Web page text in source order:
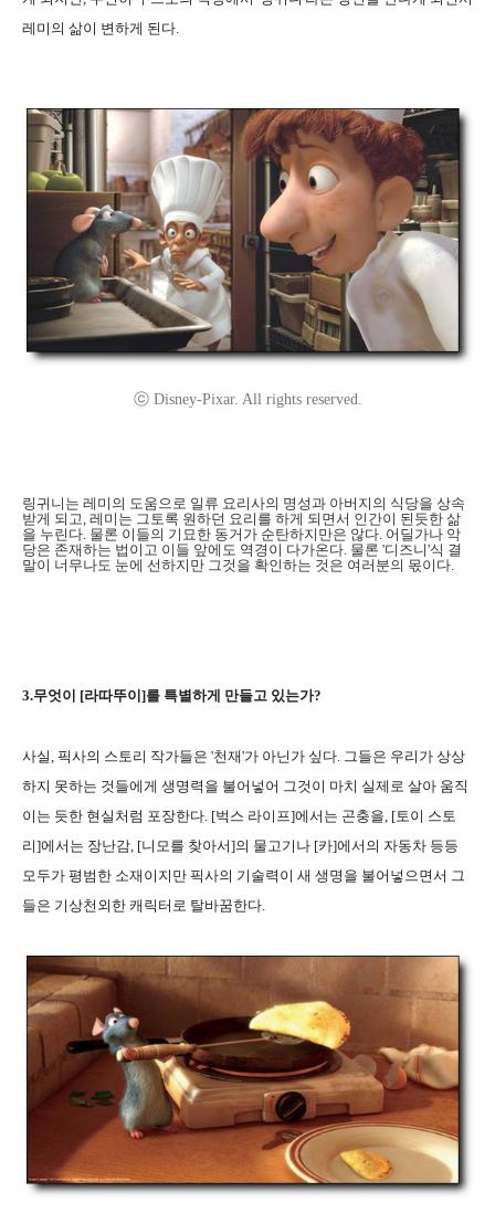
레미의 삶이 변하게 된다.
ⓒ Disney-Pixar. All rights reserved.
링귀니는 레미의 도움으로 일류 요리사의 명성과 아버지의 식당을 상속
받게 되고, 레미는 그토록 원하던 요리를 하게 되면서 인간이 된듯한 삶
을 누린다. 물론 이들의 기묘한 동거가 순탄하지만은 않다. 어딜가나 악
당은 존재하는 법이고 이들 앞에도 역경이 다가온다. 물론 '디즈니'식 결
말이 너무나도 눈에 선하지만 그것을 확인하는 것은 여러분의 몫이다.
3.무엇이 [라따뚜이]를 특별하게 만들고 있는가?
사실, 픽사의 스토리 작가들은 '천재'가 아닌가 싶다. 그들은 우리가 상상
하지 못하는 것들에게 생명력을 불어넣어 그것이 마치 실제로 살아 움직
이는 듯한 현실처럼 포장한다. [벅스 라이프]에서는 곤충을, [토이 스토
리]에서는 장난감, [니모를 찾아서]의 물고기나 [카]에서의 자동차 등등
모두가 평범한 소재이지만 픽사의 기술력이 새 생명을 불어넣으면서 그
들은 기상천외한 캐릭터로 탈바꿈한다.